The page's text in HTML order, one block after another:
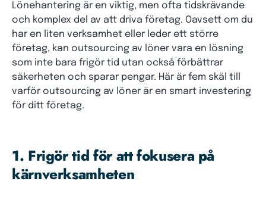
Lönehantering är en viktig, men ofta tidskrävande
och komplex del av att driva företag. Oavsett om du
har en liten verksamhet eller leder ett större
företag, kan outsourcing av löner vara en lösning
som inte bara frigör tid utan också förbättrar
säkerheten och sparar pengar. Här är fem skäl till
varför outsourcing av löner är en smart investering
för ditt företag.
1. Frigör tid för att fokusera på
kärnverksamheten